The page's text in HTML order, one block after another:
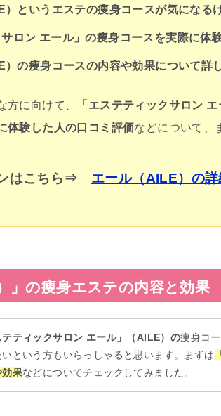
）というエステの痩身コースが気になる
サロン エール」の痩身コースを実際に体
）の痩身コースの内容や効果について詳
方に向けて、
「エステティックサロン
体験した人の口コミ評価などについて、
はこちら⇒ エール（AILE）の
」の痩身エステの内容と効果
ティックサロン エール」 （AILE）の痩身コ
という方もいらっしゃると思います。まずは
効果などについてチェックしてみました。